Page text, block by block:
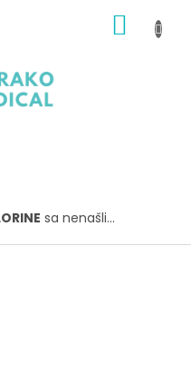
KOŠÍK
sa nenašli...